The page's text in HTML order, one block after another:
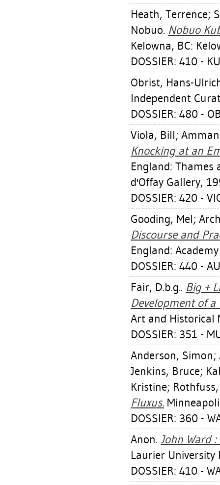
Heath, Terrence;
Nobuo. Nobuo
Kelowna, BC:
DOSSIER: 410 -
Obrist, Hans-
Independent
DOSSIER: 480 -
Viola, Bill;
Knocking at an
England: Thames
d'Offay Gallery,
DOSSIER: 420 -
Gooding, Mel;
Discourse and
England:
DOSSIER: 440 -
Fair, D.b.g.. Big +
Development of a
Art and Historical
DOSSIER: 351 -
Anderson, Simon;
Jenkins, Bruce;
Kristine;
Fluxus.
DOSSIER: 360 -
Anon. John Ward
Laurier University
DOSSIER: 410 -